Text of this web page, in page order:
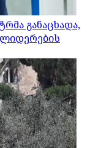
განაცხადა,